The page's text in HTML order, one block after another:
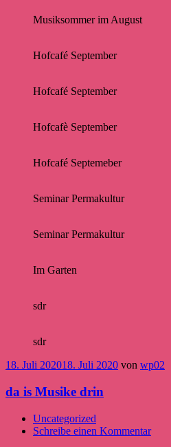
Musiksommer im August
Hofcafé September
Hofcafé September
Hofcafè September
Hofcafé Septemeber
Seminar Permakultur
Seminar Permakultur
Im Garten
sdr
sdr
18. Juli 202018. Juli 2020 von wp02
da is Musike drin
Uncategorized
Schreibe einen Kommentar